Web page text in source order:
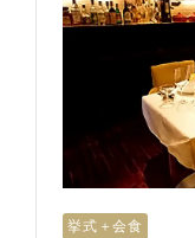
挙式＋会食